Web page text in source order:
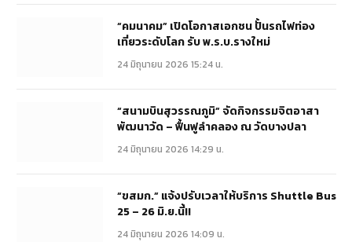
“คมนาคม” เปิดโอกาสเอกชน ปั้นรถไฟท่อง
เที่ยวระดับโลก รับ พ.ร.บ.รางใหม่
24 มิถุนายน 2026 15:24 น.
“สนามบินสุวรรณภูมิ” จัดกิจกรรมจิตอาสา
พัฒนาวัด – ฟื้นฟูลำคลอง ณ วัดบางปลา
24 มิถุนายน 2026 14:29 น.
“ขสมก.” แจ้งปรับเวลาให้บริการ Shuttle Bus
25 – 26 มิ.ย.นี้!!
24 มิถุนายน 2026 14:09 น.